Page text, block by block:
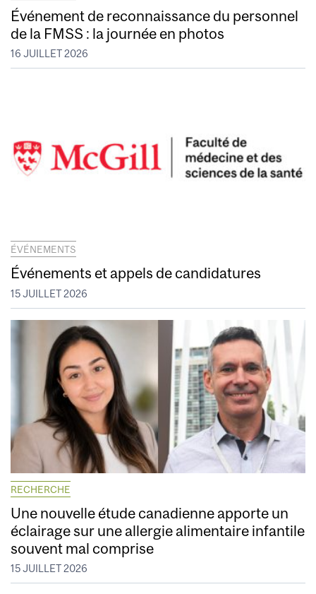
Événement de reconnaissance du personnel
de la FMSS : la journée en photos
16 JUILLET 2026
ÉVÉNEMENTS
Événements et appels de candidatures
15 JUILLET 2026
RECHERCHE
Une nouvelle étude canadienne apporte un
éclairage sur une allergie alimentaire infantile
souvent mal comprise
15 JUILLET 2026